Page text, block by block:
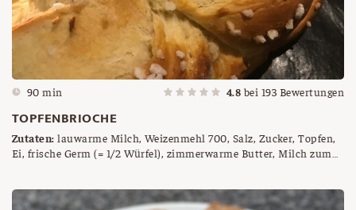
90 min 4.8 bei 193 Bewertungen
TOPFENBRIOCHE
Zutaten: lauwarme Milch, Weizenmehl 700, Salz, Zucker, Topfen,
Ei, frische Germ (= 1/2 Würfel), zimmerwarme Butter, Milch zum